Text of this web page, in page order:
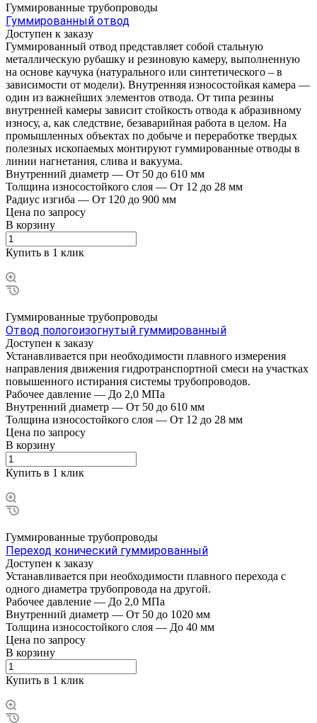
Гуммированные трубопроводы
Гуммированный отвод
Доступен к заказу
Гуммированный отвод представляет собой стальную
металлическую рубашку и резиновую камеру, выполненную
на основе каучука (натурального или синтетического – в
зависимости от модели). Внутренняя износостойкая камера —
один из важнейших элементов отвода. От типа резины
внутренней камеры зависит стойкость отвода к абразивному
износу, а, как следствие, безаварийная работа в целом. На
промышленных объектах по добыче и переработке твердых
полезных ископаемых монтируют гуммированные отводы в
линии нагнетания, слива и вакуума.
Внутренний диаметр — От 50 до 610 мм
Толщина износостойкого слоя — От 12 до 28 мм
Радиус изгиба — От 120 до 900 мм
Цена по запросу
В корзину
Купить в 1 клик
Гуммированные трубопроводы
Отвод пологоизогнутый гуммированный
Доступен к заказу
Устанавливается при необходимости плавного измерения
направления движения гидротранспортной смеси на участках
повышенного истирания системы трубопроводов.
Рабочее давление — До 2,0 МПа
Внутренний диаметр — От 50 до 610 мм
Толщина износостойкого слоя — От 12 до 28 мм
Цена по запросу
В корзину
Купить в 1 клик
Гуммированные трубопроводы
Переход конический гуммированный
Доступен к заказу
Устанавливается при необходимости плавного перехода с
одного диаметра трубопровода на другой.
Рабочее давление — До 2,0 МПа
Внутренний диаметр — От 50 до 1020 мм
Толщина износостойкого слоя — До 40 мм
Цена по запросу
В корзину
Купить в 1 клик